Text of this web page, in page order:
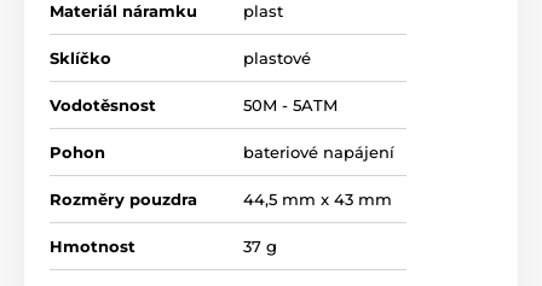
Materiál náramku plast
Sklíčko plastové
Vodotěsnost 50M - 5ATM
Pohon bateriové napájení
Rozměry pouzdra 44,5 mm x 43 mm
Hmotnost 37 g